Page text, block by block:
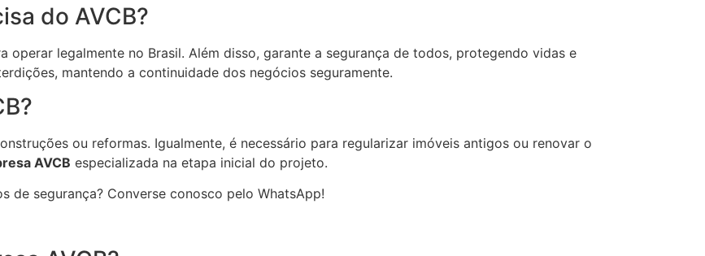
do AVCB?
operar legalmente no Brasil. Além disso, garante a segurança de todos, protegendo vidas e
mantendo a continuidade dos negócios seguramente.
ou reformas. Igualmente, é necessário para regularizar imóveis antigos ou renovar o
AVCB especializada na etapa inicial do projeto.
de segurança? Converse conosco pelo WhatsApp!